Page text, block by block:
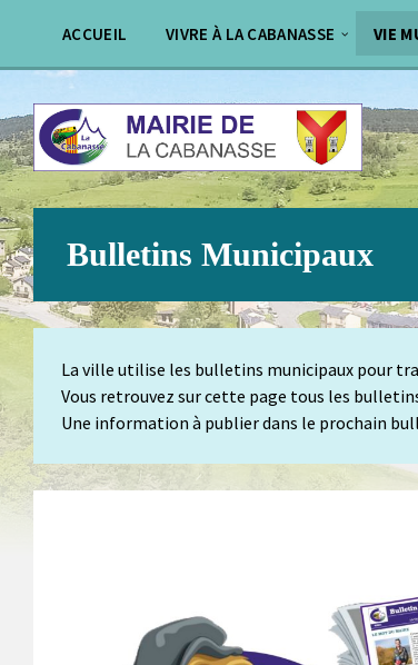
de
ACCUEIL VIVRE À LA CABANASSE VIE
Bulletins Municipaux
La ville utilise les bulletins municipaux pour
Vous retrouvez sur cette page tous les
Une information à publier dans le prochain